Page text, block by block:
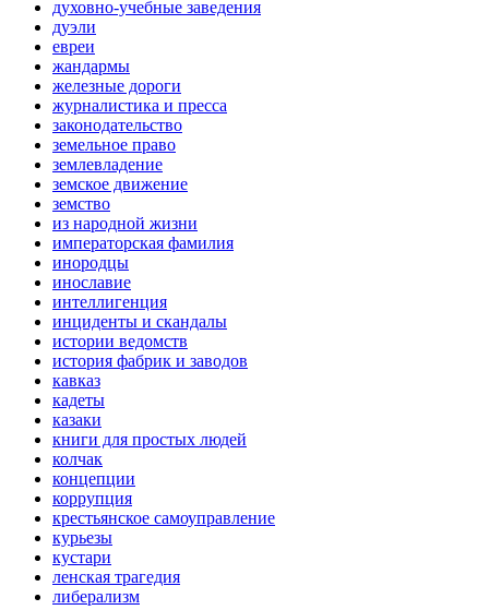
духовно-учебные заведения
дуэли
евреи
жандармы
железные дороги
журналистика и пресса
законодательство
земельное право
землевладение
земское движение
земство
из народной жизни
императорская фамилия
инородцы
инославие
интеллигенция
инциденты и скандалы
истории ведомств
история фабрик и заводов
кавказ
кадеты
казаки
книги для простых людей
колчак
концепции
коррупция
крестьянское самоуправление
курьезы
кустари
ленская трагедия
либерализм